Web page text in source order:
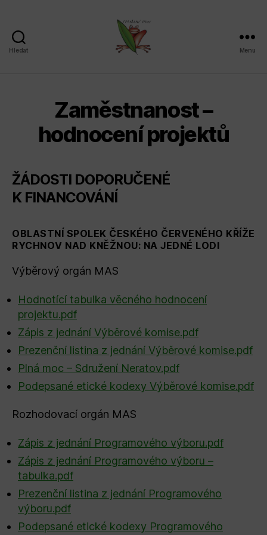
Hledat Menu
Zaměstnanost –
hodnocení projektů
ŽÁDOSTI DOPORUČENÉ
K FINANCOVÁNÍ
OBLASTNÍ SPOLEK ČESKÉHO ČERVENÉHO KŘÍŽE
RYCHNOV NAD KNĚŽNOU: NA JEDNÉ LODI
Výběrový orgán MAS
Hodnotící tabulka věcného hodnocení
projektu.pdf
Zápis z jednání Výběrové komise.pdf
Prezenční listina z jednání Výběrové komise.pdf
Plná moc – Sdružení Neratov.pdf
Podepsané etické kodexy Výběrové komise.pdf
Rozhodovací orgán MAS
Zápis z jednání Programového výboru.pdf
Zápis z jednání Programového výboru –
tabulka.pdf
Prezenční listina z jednání Programového
výboru.pdf
Podepsané etické kodexy Programového